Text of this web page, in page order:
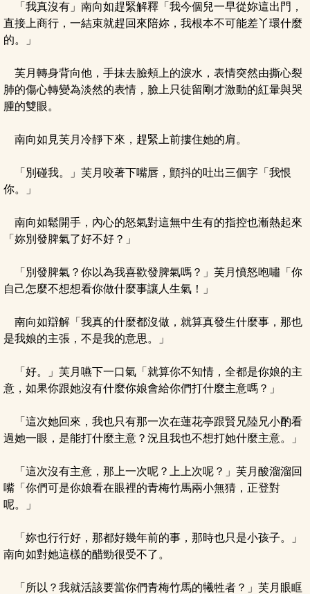
「我真沒有」南向如趕緊解釋「我今個兒一早從妳這出門，
直接上商行，一結束就趕回來陪妳，我根本不可能差丫環什麼
的。」
芙月轉身背向他，手抹去臉頰上的淚水，表情突然由撕心裂
肺的傷心轉變為淡然的表情，臉上只徒留剛才激動的紅暈與哭
腫的雙眼。
南向如見芙月冷靜下來，趕緊上前摟住她的肩。
「別碰我。」芙月咬著下嘴唇，顫抖的吐出三個字「我恨
你。」
南向如鬆開手，內心的怒氣對這無中生有的指控也漸熱起來
「妳別發脾氣了好不好？」
「別發脾氣？你以為我喜歡發脾氣嗎？」芙月憤怒咆嘯「你
自己怎麼不想想看你做什麼事讓人生氣！」
南向如辯解「我真的什麼都沒做，就算真發生什麼事，那也
是我娘的主張，不是我的意思。」
「好。」芙月嚥下一口氣「就算你不知情，全都是你娘的主
意，如果你跟她沒有什麼你娘會給你們打什麼主意嗎？」
「這次她回來，我也只有那一次在蓮花亭跟賢兄陸兄小酌看
過她一眼，是能打什麼主意？況且我也不想打她什麼主意。」
「這次沒有主意，那上一次呢？上上次呢？」芙月酸溜溜回
嘴「你們可是你娘看在眼裡的青梅竹馬兩小無猜，正登對
呢。」
「妳也行行好，那都好幾年前的事，那時也只是小孩子。」
南向如對她這樣的醋勁很受不了。
「所以？我就活該要當你們青梅竹馬的犧牲者？」芙月眼眶